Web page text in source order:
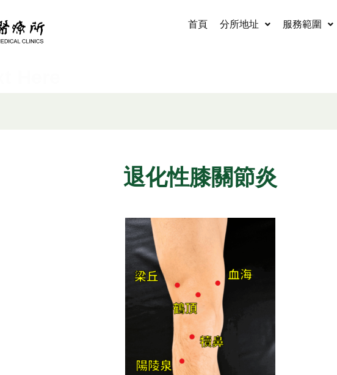
首頁 分所地址 服務範圍
退化性膝關節炎